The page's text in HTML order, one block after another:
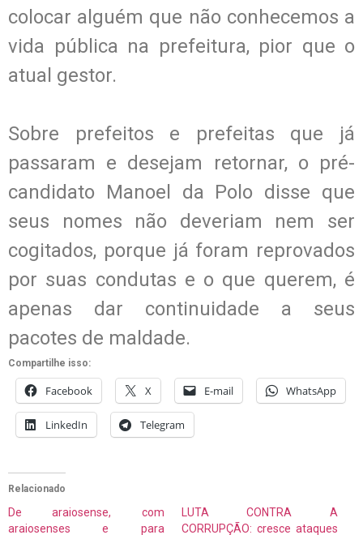
colocar alguém que não conhecemos a
vida pública na prefeitura, pior que o
atual gestor.
Sobre prefeitos e prefeitas que já
passaram e desejam retornar, o pré-
candidato Manoel da Polo disse que
seus nomes não deveriam nem ser
cogitados, porque já foram reprovados
por suas condutas e o que querem, é
apenas dar continuidade a seus
pacotes de maldade.
Compartilhe isso:
Facebook X E-mail WhatsApp
LinkedIn Telegram
Relacionado
De araiosense, com
araiosenses e para
LUTA CONTRA A
CORRUPÇÃO: cresce ataques